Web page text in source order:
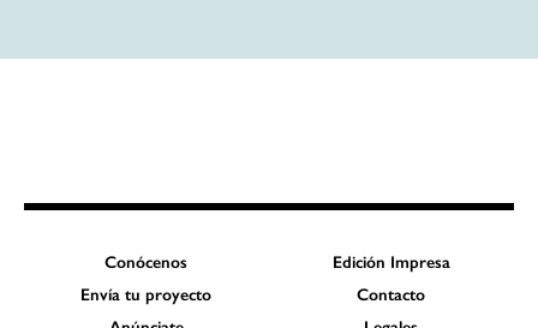
Conócenos
Edición Impresa
Envía tu proyecto
Contacto